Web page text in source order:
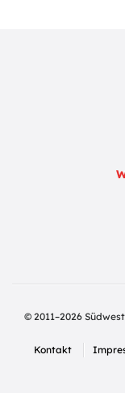
© 2011–2026
Kontakt